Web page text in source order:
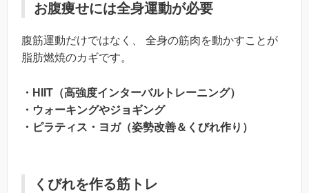
お腹痩せには全身運動が必要
腹筋運動だけではなく、 全身の筋肉を動かすことが
脂肪燃焼のカギです。
・HIIT（高強度インターバルトレーニング）
・ウォーキングやジョギング
・ピラティス・ヨガ（姿勢改善＆くびれ作り）
くびれを作る筋トレ